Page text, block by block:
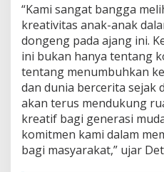
“Kami sangat bangga
kreativitas anak-anak
dongeng pada ajang ini.
ini bukan hanya tentang
tentang menumbuhkan
dan dunia bercerita sejak
akan terus mendukung
kreatif bagi generasi
komitmen kami dalam
bagi masyarakat,” ujar